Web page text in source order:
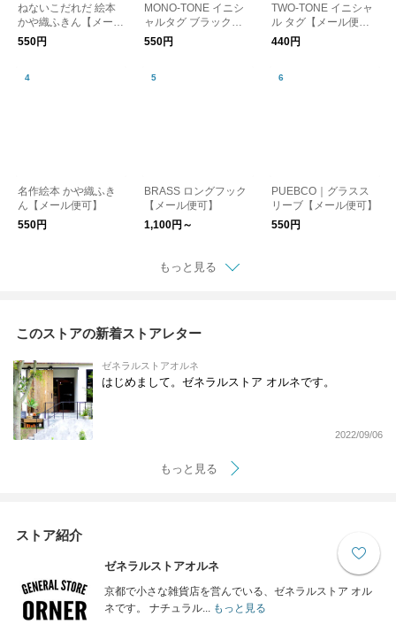
ねないこだれだ 絵本
かや織ふきん【メール
便可】
550円
MONO-TONE イニシ
ャルタグ ブラック
【メール便可】
550円
TWO-TONE イニシャ
ル タグ【メール便
可】
440円
名作絵本 かや織ふき
ん【メール便可】
550円
BRASS ロングフック
【メール便可】
1,100円～
PUEBCO｜グラスス
リーブ【メール便可】
550円
もっと見る
このストアの新着ストアレター
ゼネラルストアオルネ
はじめまして。ゼネラルストア オルネです。
2022/09/06
もっと見る
ストア紹介
ゼネラルストアオルネ
京都で小さな雑貨店を営んでいる、ゼネラルストア オル
ネです。 ナチュラル...
もっと見る